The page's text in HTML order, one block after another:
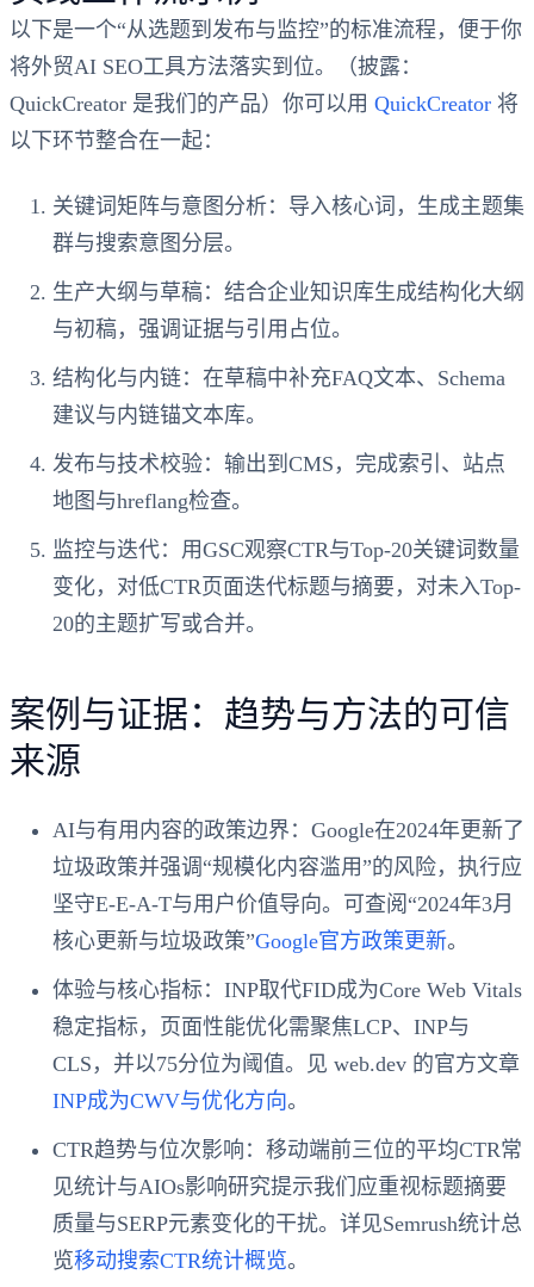
以下是一个“从选题到发布与监控”的标准流程，便于你
将外贸AI SEO工具方法落实到位。（披露：
QuickCreator 是我们的产品）你可以用 QuickCreator 将
以下环节整合在一起：
关键词矩阵与意图分析：导入核心词，生成主题集
群与搜索意图分层。
生产大纲与草稿：结合企业知识库生成结构化大纲
与初稿，强调证据与引用占位。
结构化与内链：在草稿中补充FAQ文本、Schema
建议与内链锚文本库。
发布与技术校验：输出到CMS，完成索引、站点
地图与hreflang检查。
监控与迭代：用GSC观察CTR与Top-20关键词数量
变化，对低CTR页面迭代标题与摘要，对未入Top-
20的主题扩写或合并。
案例与证据：趋势与方法的可信
来源
AI与有用内容的政策边界：Google在2024年更新了
垃圾政策并强调“规模化内容滥用”的风险，执行应
坚守E-E-A-T与用户价值导向。可查阅“2024年3月
核心更新与垃圾政策”Google官方政策更新。
体验与核心指标：INP取代FID成为Core Web Vitals
稳定指标，页面性能优化需聚焦LCP、INP与
CLS，并以75分位为阈值。见 web.dev 的官方文章
INP成为CWV与优化方向。
CTR趋势与位次影响：移动端前三位的平均CTR常
见统计与AIOs影响研究提示我们应重视标题摘要
质量与SERP元素变化的干扰。详见Semrush统计总
览移动搜索CTR统计概览。